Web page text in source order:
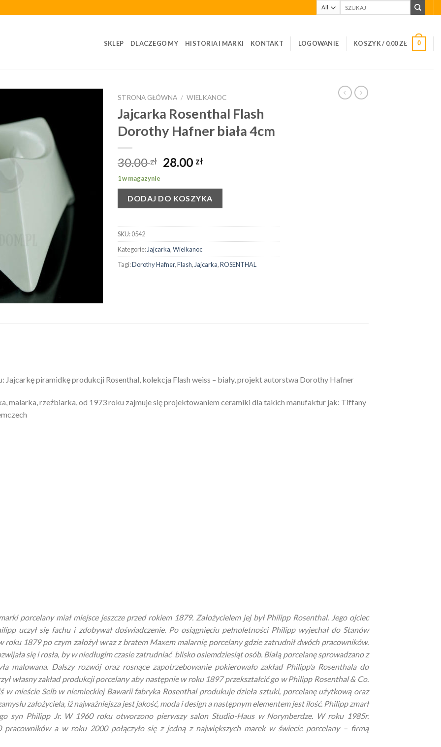
SKLEP DLACZEGO MY HISTORIA I MARKI KONTAKT LOGOWANIE KOSZYK / 0.00ZŁ 0
STRONA GŁÓWNA / WIELKANOC
Jajcarka Rosenthal Flash
Dorothy Hafner biała 4cm
30.00zł 28.00 zł
1 w magazynie
DODAJ DO KOSZYKA
SKU:0542
Kategorie:Jajcarka,Wielkanoc
Tagi:Dorothy Hafner,Flash,Jajcarka,ROSENTHAL
Jajcarkę piramidkę produkcji Rosenthal, kolekcja Flash weiss – biały, projekt autorstwa Dorothy Hafner
malarka, rzeźbiarka, od 1973 roku zajmuje się projektowaniem ceramiki dla takich manufaktur jak: Tiffany
porcelany miał miejsce jeszcze przed rokiem 1879. Założycielem jej był Philipp Rosenthal. Jego ojciec
uczył się fachu i zdobywał doświadczenie. Po osiągnięciu pełnoletności Philipp wyjechał do Stanów
1879 po czym założył wraz z bratem Maxem malarnię porcelany gdzie zatrudnił dwóch pracowników.
się i rosła, by w niedługim czasie zatrudniać blisko osiemdziesiąt osób. Białą porcelanę sprowadzano z
malowana. Dalszy rozwój oraz rosnące zapotrzebowanie pokierowało zakład Philipp’a Rosenthala do
własny zakład produkcji porcelany aby następnie w roku 1897 przekształcić go w Philipp Rosenthal & Co.
w mieście Selb w niemieckiej Bawarii fabryka Rosenthal produkuje dzieła sztuki, porcelanę użytkową oraz
założyciela, iż najważniejsza jest jakość, moda i design a następnym elementem jest ilość. Philipp zmarł
syn Philipp Jr. W 1960 roku otworzono pierwszy salon Studio-Haus w Norynberdze. W roku 1985r.
pracowników a w roku 2000 połączyło się z jedną z największych marek w świecie porcelany – firmą